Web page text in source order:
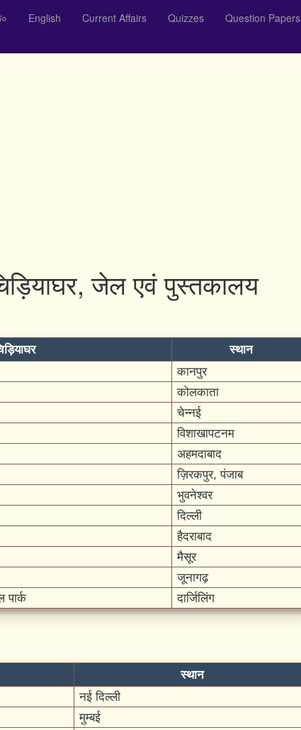
English Current Affairs Quizzes Question Papers
जेल एवं पुस्तकालय
स्थान
कानपुर
कोलकाता
चेन्नई
विशाखापटनम
अहमदाबाद
ज़िरकपुर, पंजाब
भुवनेश्वर
दिल्ली
हैदराबाद
मैसूर
जूनागढ़
पार्क
दार्जिलिंग
स्थान
नई दिल्ली
मुम्बई